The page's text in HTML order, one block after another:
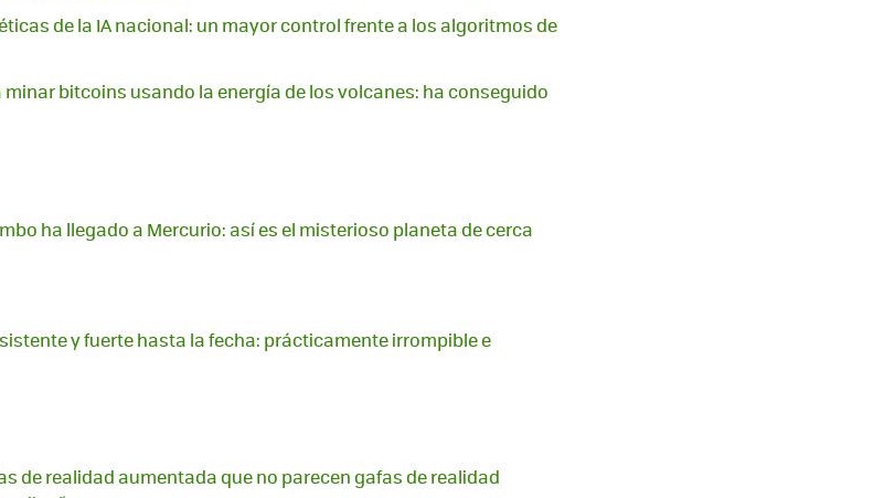
de la IA nacional: un mayor control frente a los algoritmos de
minar bitcoins usando la energía de los volcanes: ha conseguido
ha llegado a Mercurio: así es el misterioso planeta de cerca
y fuerte hasta la fecha: prácticamente irrompible e
de realidad aumentada que no parecen gafas de realidad